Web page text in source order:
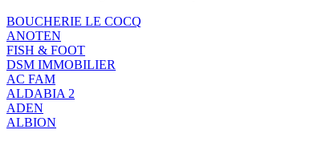
BOUCHERIE LE COCQ
ANOTEN
FISH & FOOT
DSM IMMOBILIER
AC FAM
ALDABIA 2
ADEN
ALBION